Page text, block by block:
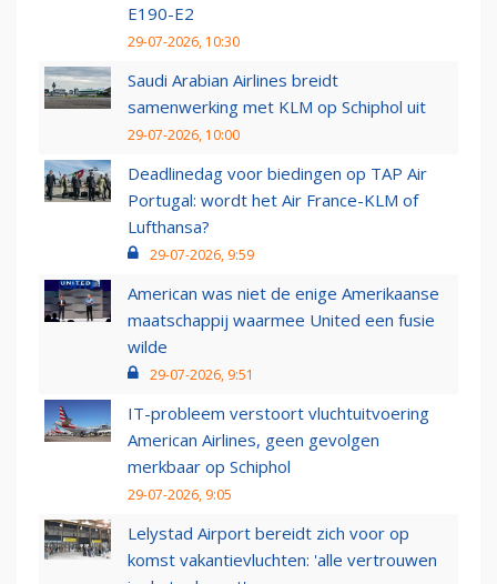
E190-E2
29-07-2026, 10:30
Saudi Arabian Airlines breidt
samenwerking met KLM op Schiphol uit
29-07-2026, 10:00
Deadlinedag voor biedingen op TAP Air
Portugal: wordt het Air France-KLM of
Lufthansa?
29-07-2026, 9:59
American was niet de enige Amerikaanse
maatschappij waarmee United een fusie
wilde
29-07-2026, 9:51
IT-probleem verstoort vluchtuitvoering
American Airlines, geen gevolgen
merkbaar op Schiphol
29-07-2026, 9:05
Lelystad Airport bereidt zich voor op
komst vakantievluchten: 'alle vertrouwen